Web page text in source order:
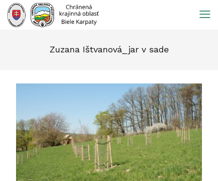
Prejsť
obsah
Zuzana Ištvanová_jar v sade